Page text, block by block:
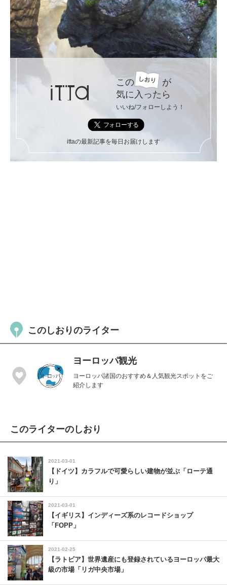
この
が
気に入ったら
いいね/フォローしよう！
ittaの最新記事を毎日お届けします
このしおりのライター
ヨーロッパ観光
ヨーロッパ諸国のおすすめ＆人気観光スポットをご
紹介します
このライターのしおり
2021-03-01
【ドイツ】カラフルで可愛らしい建物が並ぶ「ローテ通
り」
2021-03-01
【イギリス】インディーズ系のレコードショップ
「FOPP」
2021-02-25
【ラトビア】世界遺産にも登録されているヨーロッパ最大
級の市場「リガ中央市場」